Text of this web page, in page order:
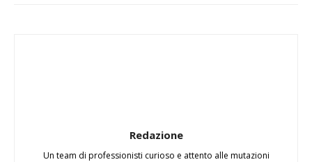
Redazione
Un team di professionisti curioso e attento alle mutazioni